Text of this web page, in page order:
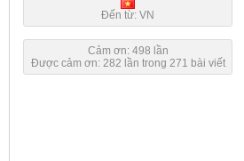
Đến từ: VN
Cảm ơn: 498 lần
Được cảm ơn: 282 lần trong 271 bài viết